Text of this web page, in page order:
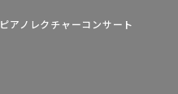
ピアノレクチャーコンサート